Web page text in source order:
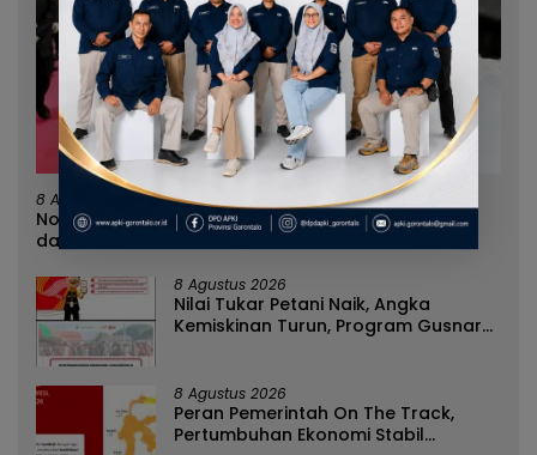
8 Agustus 2026
Norman Joesoef Dinilai Cocok Perkuat Regenerasi
dan Inovasi Pertahanan Nasional
8 Agustus 2026
Nilai Tukar Petani Naik, Angka
Kemiskinan Turun, Program Gusnar-
8 Agustus 2026
Peran Pemerintah On The Track,
Pertumbuhan Ekonomi Stabil